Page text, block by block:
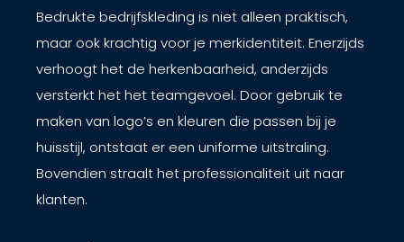
Bedrukte bedrijfskleding is niet alleen praktisch,
maar ook krachtig voor je merkidentiteit. Enerzijds
verhoogt het de herkenbaarheid, anderzijds
versterkt het het teamgevoel. Door gebruik te
maken van logo’s en kleuren die passen bij je
huisstijl, ontstaat er een uniforme uitstraling.
Bovendien straalt het professionaliteit uit naar
klanten.